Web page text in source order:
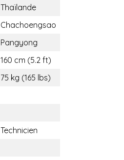
Thaïlande
Chachoengsao
Pangyong
160 cm (5.2 ft)
75 kg (165 lbs)
Technicien